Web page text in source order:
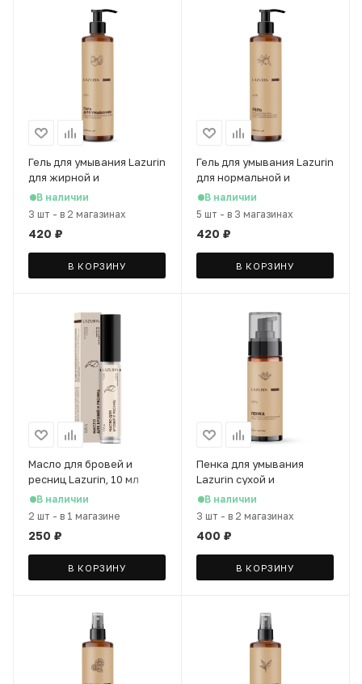
Гель для умывания Lazurin
для жирной и
проблемной кожи лица с
миндалем, 200 мл
В наличии
3 шт - в 2 магазинах
420 ₽
В КОРЗИНУ
Гель для умывания Lazurin
для нормальной и
комбинированной кожи с
экстрактом облепихи,
В наличии
5 шт - в 3 магазинах
420 ₽
В КОРЗИНУ
Масло для бровей и
ресниц Lazurin, 10 мл
В наличии
2 шт - в 1 магазине
250 ₽
В КОРЗИНУ
Пенка для умывания
Lazurin сухой и
чувствительной кожи
лица с алоэ вера, 150 мл
В наличии
3 шт - в 2 магазинах
400 ₽
В КОРЗИНУ